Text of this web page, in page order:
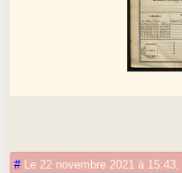
# Le 22 novembre 2021 à 15:43,